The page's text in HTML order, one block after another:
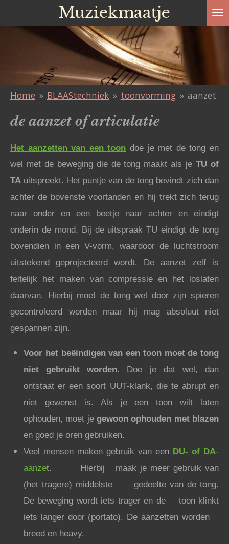
direct
hoofdinhoud
Muziekmaatje
Home » BLAAStechniek » toonvorming » aanzet
de aanzet of articulatie
Het aanzetten van een toon doe je met de tong en
wel met de beweging die de tong maakt als jeTU of
TA uitspreekt. Het puntje van de tong bevindt zich dan
achter de bovenste voortanden en hij trekt zich terug
naar onder en een beetje naar achter en eindigt
onderin de mond. Bij de uitspraak TU eindigt de tong
bovendien in een V-vorm, waardoor de luchtstroom
uitstekend geprojecteerd wordt. De aanzet zelf is
feitelijk het maken van compressie en het loslaten
daarvan. Hierbij moet de tong wel door zijn spieren
gecontroleerd worden maar hij mag absoluut niet
gespannen zijn.
Voor het beëindigen van een toon moet de tong
niet gebruikt worden. Doe je dat wel, dan
ontstaat er een soort UUT-klank, die te abrupt en
niet gewenst is. Als je een toon wilt laten
ophouden, moet je gewoon ophouden met blazen
en goed je oren gebruiken.
Veel mensen maken gebruik van een DU- of DA-
aanzet. Hierbij maak je meer gebruik van
(het tragere) middelste gedeelte van de tong.
De beweging wordt iets trager en de toon klinkt
iets langer door (portato). De aanzetten worden
breed en heavy.